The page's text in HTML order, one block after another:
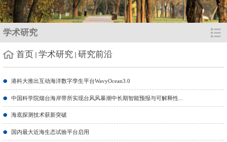
学术研究
首页 学术研究 研究前沿
港科大推出互动海洋数字孪生平台WavyOcean3.0
中国科学院烟台海岸带所实现台风风暴潮中长期智能预报与可解释性...
海底探测技术获新突破
国内最大近海生态试验平台启用